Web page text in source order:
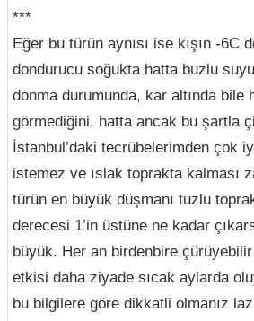
***
Eğer bu türün aynısı ise kışın -6C
dondurucu soğukta hatta buzlu
donma durumunda, kar altında bile
görmediğini, hatta ancak bu şartla
İstanbul’daki tecrübelerimden çok
istemez ve ıslak toprakta kalması
türün en büyük düşmanı tuzlu
derecesi 1’in üstüne ne kadar
büyük. Her an birdenbire
etkisi daha ziyade sıcak aylarda
bu bilgilere göre dikkatli olmanız